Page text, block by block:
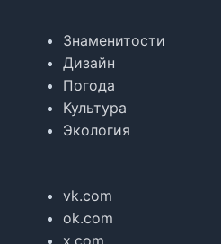
Знаменитости
Дизайн
Погода
Культура
Экология
vk.com
ok.com